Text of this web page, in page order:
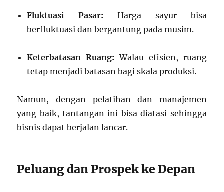
Fluktuasi Pasar: Harga sayur bisa
berfluktuasi dan bergantung pada musim.
Keterbatasan Ruang: Walau efisien, ruang
tetap menjadi batasan bagi skala produksi.
Namun, dengan pelatihan dan manajemen
yang baik, tantangan ini bisa diatasi sehingga
bisnis dapat berjalan lancar.
Peluang dan Prospek ke Depan